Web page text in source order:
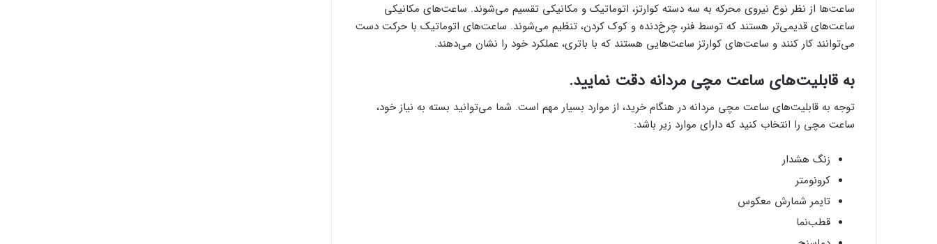
ساعت‌ها از نظر نوع نیرو‌ی محرکه به سه دسته کوارتز، اتوماتیک و مکانیکی تقسیم می‌شوند. ساعت‌های مکانیکی
ساعت‌های قدیمی‌تر هستند که توسط فنر، چرخ‌دنده و کوک کردن، تنظیم می‌شوند. ساعت‌های اتوماتیک با حرکت دست
می‌توانند کار کنند و ساعت‌های کوارتز ساعت‌هایی هستند که با باتری، عملکرد خود را نشان می‌دهند.
به قابلیت‌های ساعت مچی مردانه دقت نمایید.
توجه به قابلیت‌های ساعت مچی مردانه در هنگام خرید، از موارد بسیار مهم است. شما می‌توانید بسته به نیاز خود،
ساعت مچی را انتخاب کنید که دارا‌ی موارد زیر باشد:
زنگ هشدار
کرونومتر
تایمر شمارش معکوس
قطب‌نما